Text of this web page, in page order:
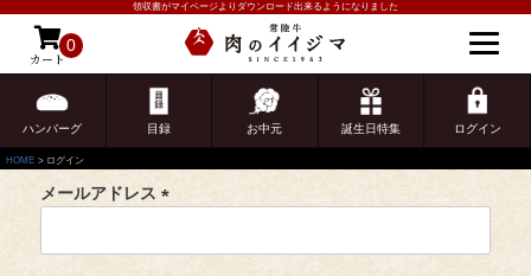
領収書がマイページよりダウンロード出来るようになりました
カート
0
ハンバーグ 目録 お中元 誕生日特集 ログイン
ゲスト 様こんにちは
ログイン
HOME ログイン
ログイン
会員登録がお済みのお客様
メールアドレス